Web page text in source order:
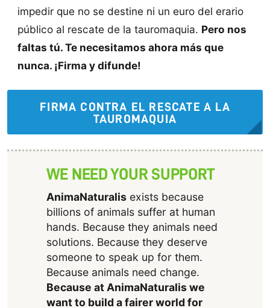
impedir que no se destine ni un euro del erario
público al rescate de la tauromaquia. Pero nos
faltas tú. Te necesitamos ahora más que
nunca. ¡Firma y difunde!
FIRMA CONTRA EL RESCATE A LA
TAUROMAQUIA
WE NEED YOUR SUPPORT
AnimaNaturalisexists because
billions of animals suffer at human
hands. Because they animals need
solutions. Because they deserve
someone to speak up for them.
Because animals need change.
Because at AnimaNaturalis we
want to build a fairer world for